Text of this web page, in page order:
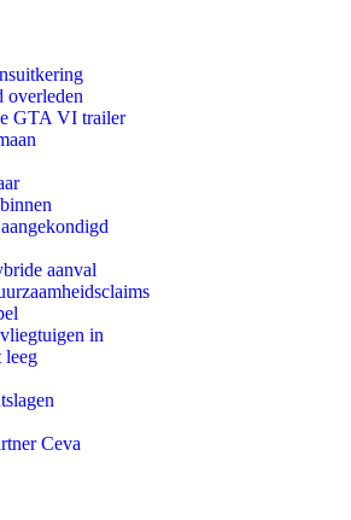
overleden
GTA VI trailer
aanval
in
leeg
Ceva